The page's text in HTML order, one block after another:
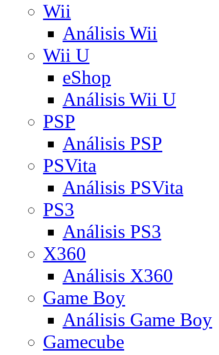
Wii
Análisis Wii
Wii U
eShop
Análisis Wii U
PSP
Análisis PSP
PSVita
Análisis PSVita
PS3
Análisis PS3
X360
Análisis X360
Game Boy
Análisis Game Boy
Gamecube